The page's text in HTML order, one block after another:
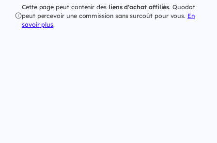
Cette page peut contenir des liens d'achat affiliés. Quodat
peut percevoir une commission sans surcoût pour vous. En
savoir plus.